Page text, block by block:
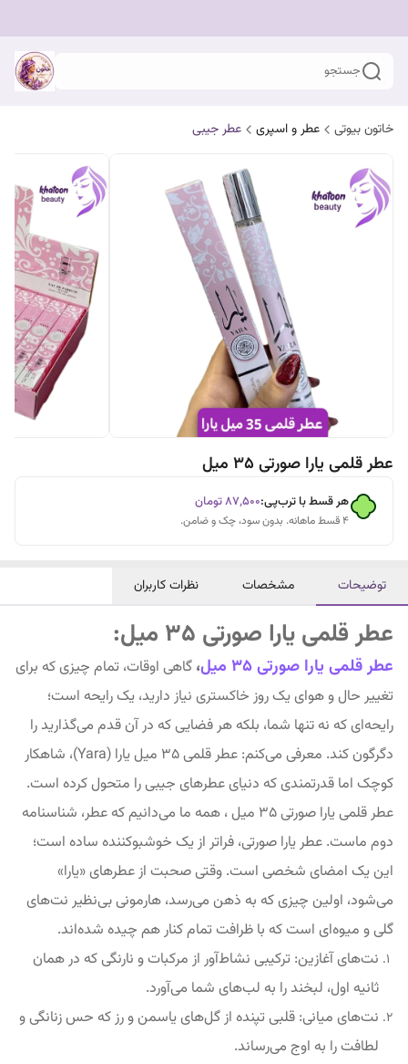
جستجو
خاتون بیوتی عطر و اسپری عطر جیبی
عطر قلمی یارا صورتی 35 میل
هر قسط با ترب‌پی:۸۷٬۵۰۰تومان
۴ قسط ماهانه. بدون سود، چک و ضامن.
توضیحات مشخصات نظرات کاربران
عطر قلمی یارا صورتی 35 میل:
عطر قلمی یارا صورتی 35 میل ، گاهی اوقات، تمام چیزی که برای
تغییر حال و هوای یک روز خاکستری نیاز دارید، یک رایحه است؛
رایحه‌ای که نه تنها شما، بلکه هر فضایی که در آن قدم می‌گذارید را
دگرگون کند. معرفی می‌کنم: عطر قلمی ۳۵ میل یارا (Yara)، شاهکار
کوچک اما قدرتمندی که دنیای عطرهای جیبی را متحول کرده است.
عطر قلمی یارا صورتی 35 میل ، همه ما می‌دانیم که عطر، شناسنامه
دوم ماست. عطر یارا صورتی، فراتر از یک خوشبوکننده ساده است؛
این یک امضای شخصی است. وقتی صحبت از عطرهای «یارا»
می‌شود، اولین چیزی که به ذهن می‌رسد، هارمونی بی‌نظیر نت‌های
گلی و میوه‌ای است که با ظرافت تمام کنار هم چیده شده‌اند.
نت‌های آغازین: ترکیبی نشاط‌آور از مرکبات و نارنگی که در همان
ثانیه اول، لبخند را به لب‌های شما می‌آورد.
نت‌های میانی: قلبی تپنده از گل‌های یاسمن و رز که حس زنانگی و
لطافت را به اوج می‌رساند.